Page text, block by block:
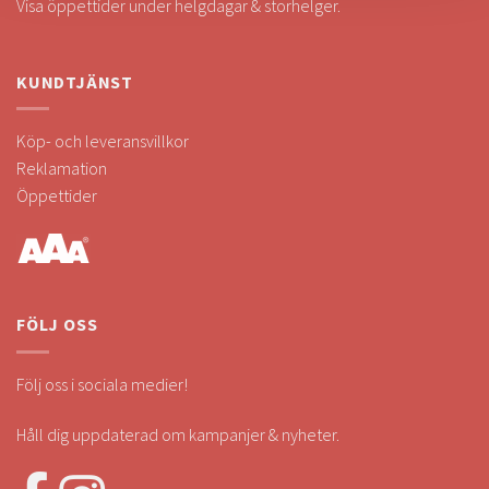
Visa öppettider under helgdagar & storhelger.
KUNDTJÄNST
Köp- och leveransvillkor
Reklamation
Öppettider
FÖLJ OSS
Följ oss i sociala medier!
Håll dig uppdaterad om kampanjer & nyheter.